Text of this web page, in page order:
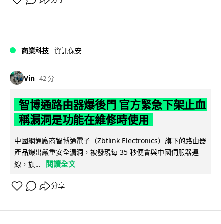
商業科技 資訊保安
Vin 42 分
智博通路由器爆後門 官方緊急下架止血
稱漏洞是功能在維修時使用
中國網通廠商智博通電子（Zbtlink Electronics）旗下的路由器
產品爆出嚴重安全漏洞，被發現每 35 秒便會與中國伺服器連
線，旗...
閱讀全文
分享